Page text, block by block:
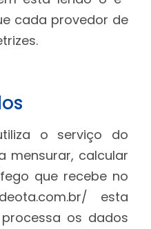
cada provedor de
o serviço do
mensurar, calcular
que recebe no
esta
os dados